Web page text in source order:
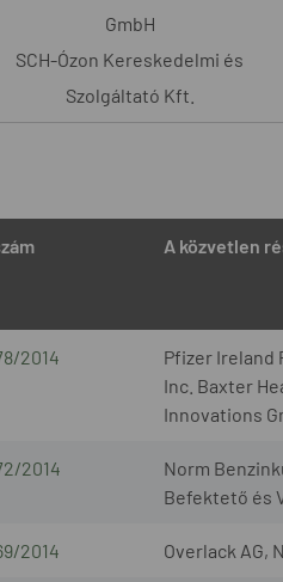
GmbH
SCH-Ózon Kereskedelmi és
Szolgáltató Kft.
A közvetlen
2014
Pfizer Ireland
Inc. Baxter
Innovations
2014
Norm
Befektető és
2014 Overlack AG,